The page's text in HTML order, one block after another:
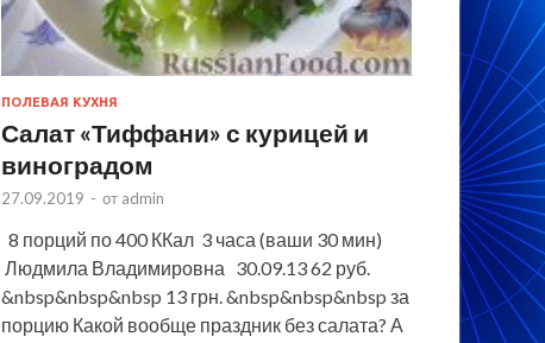
ПОЛЕВАЯ КУХНЯ
Салат «Тиффани» с курицей и
виноградом
27.09.2019 - от admin
8 порций по 400 ККал 3 часа (ваши 30 мин)
Людмила Владимировна 30.09.13 62 руб.
&nbsp&nbsp&nbsp 13 грн. &nbsp&nbsp&nbsp за
порцию Какой вообще праздник без салата? А